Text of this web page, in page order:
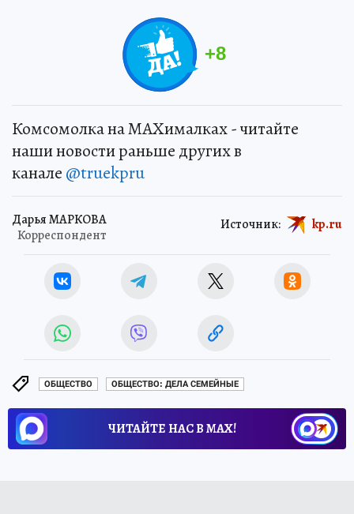
+8
Комсомолка на MAXималках - читайте
наши новости раньше других в
канале @truekpru
Дарья МАРКОВА
Корреспондент
Источник: kp.ru
ОБЩЕСТВО ОБЩЕСТВО: ДЕЛА СЕМЕЙНЫЕ
ЧИТАЙТЕ НАС В МАХ!